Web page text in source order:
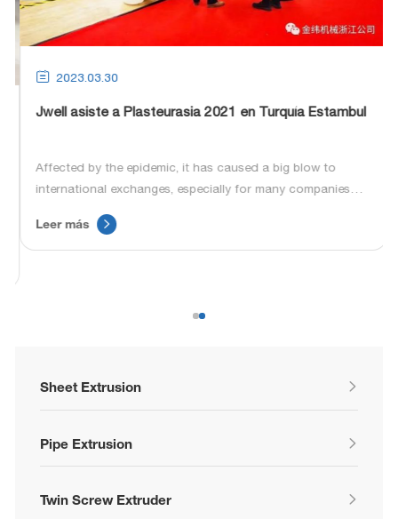
 2023.03.30
Jwell asiste a Plasteurasia 2021 en Turquía Estambul
Affected by the epidemic, it has caused a big blow to
international exchanges, especially for many companies
Leer más

Sheet Extrusion 
Pipe Extrusion 
Twin Screw Extruder 